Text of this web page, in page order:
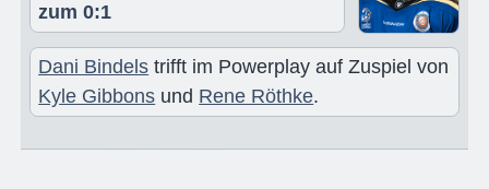
zum 0:1
Dani Bindels trifft im Powerplay auf Zuspiel von
Kyle Gibbons und Rene Röthke.